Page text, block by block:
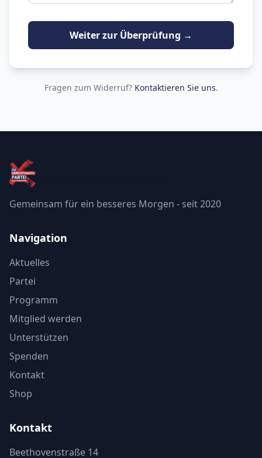
Weiter zur Überprüfung →
Fragen zum Widerruf? Kontaktieren Sie uns.
Gemeinsam für ein besseres Morgen - seit 2020
Navigation
Aktuelles
Partei
Programm
Mitglied werden
Unterstützen
Spenden
Kontakt
Shop
Kontakt
Beethovenstraße 14